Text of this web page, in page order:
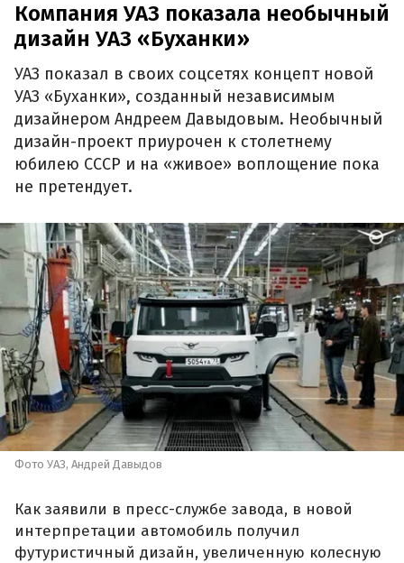
Компания УАЗ показала необычный
дизайн УАЗ «Буханки»
УАЗ показал в своих соцсетях концепт новой
УАЗ «Буханки», созданный независимым
дизайнером Андреем Давыдовым. Необычный
дизайн-проект приурочен к столетнему
юбилею СССР и на «живое» воплощение пока
не претендует.
Фото УАЗ, Андрей Давыдов
Как заявили в пресс-службе завода, в новой
интерпретации автомобиль получил
футуристичный дизайн, увеличенную колесную